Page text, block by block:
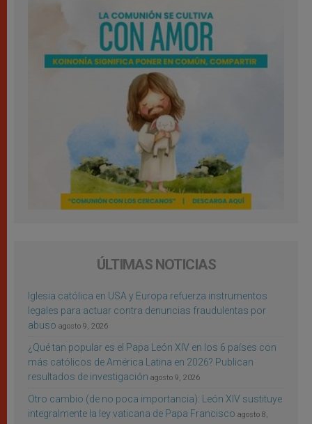
ÚLTIMAS NOTICIAS
Iglesia católica en USA y Europa refuerza instrumentos
legales para actuar contra denuncias fraudulentas por
abuso agosto 9, 2026
¿Qué tan popular es el Papa León XIV en los 6 países con
más católicos de América Latina en 2026? Publican
resultados de investigación agosto 9, 2026
Otro cambio (de no poca importancia): León XIV sustituye
integralmente la ley vaticana de Papa Francisco agosto 8,